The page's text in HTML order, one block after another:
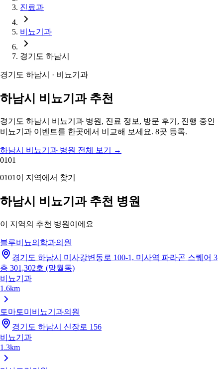
진료과
비뇨기과
경기도 하남시
경기도 하남시 · 비뇨기과
하남시 비뇨기과 추천
경기도 하남시 비뇨기과 병원, 진료 정보, 방문 후기, 진행 중인
비뇨기과 이벤트를 한곳에서 비교해 보세요. 8곳 등록.
하남시 비뇨기과 병원 전체 보기
→
0101
0101 이 지역에서 찾기
하남시 비뇨기과 추천 병원
이 지역의 추천 병원이에요
블루비뇨의학과의원
경기도 하남시 미사강변동로 100-1, 미사역 파라곤 스퀘어 3
층 301,302호 (망월동)
비뇨기과
1.6km
토마토미비뇨기과의원
경기도 하남시 신장로 156
비뇨기과
1.3km